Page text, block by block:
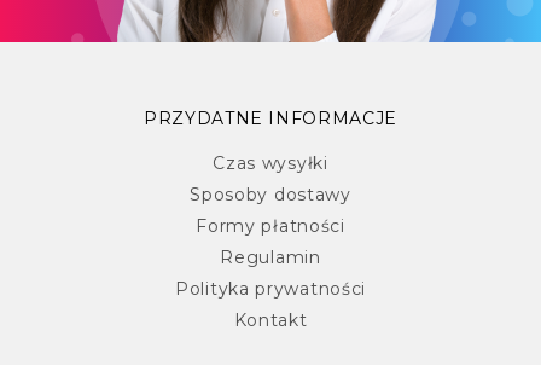
PRZYDATNE INFORMACJE
Czas wysyłki
Sposoby dostawy
Formy płatności
Regulamin
Polityka prywatności
Kontakt